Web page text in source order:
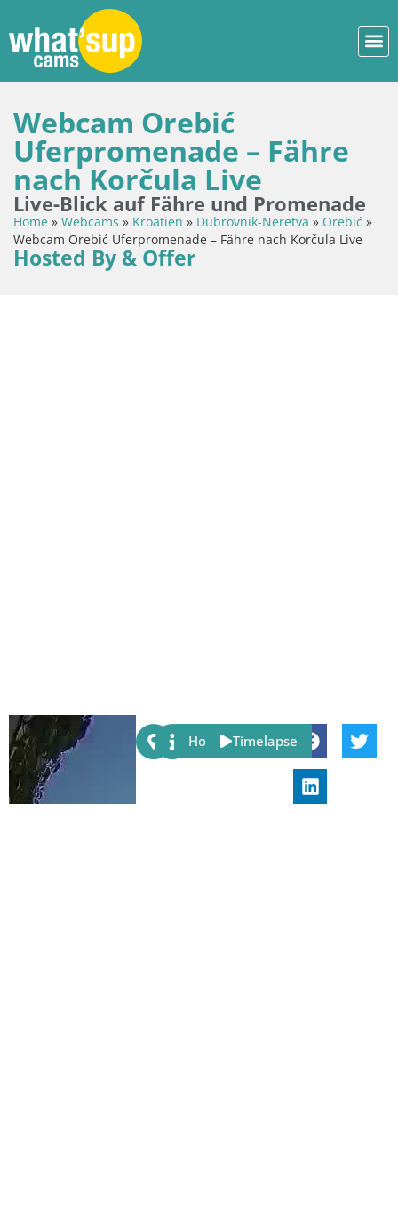
Webcam Orebić
Uferpromenade – Fähre
nach Korčula Live
Live-Blick auf Fähre und Promenade
Home » Webcams » Kroatien » Dubrovnik-Neretva » Orebić »
Webcam Orebić Uferpromenade – Fähre nach Korčula Live
Hosted By & Offer
Share:
Host Timelapse